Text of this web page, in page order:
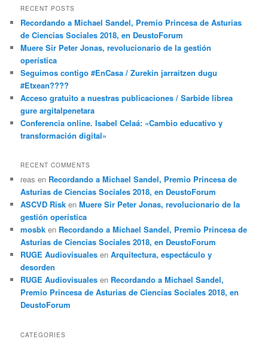
RECENT POSTS
Recordando a Michael Sandel, Premio Princesa de Asturias
de Ciencias Sociales 2018, en DeustoForum
Muere Sir Peter Jonas, revolucionario de la gestión
operística
Seguimos contigo #EnCasa / Zurekin jarraitzen dugu
#Etxean????
Acceso gratuito a nuestras publicaciones / Sarbide librea
gure argitalpenetara
Conferencia online. Isabel Celaá: «Cambio educativo y
transformación digital»
RECENT COMMENTS
reas en Recordando a Michael Sandel, Premio Princesa de
Asturias de Ciencias Sociales 2018, en DeustoForum
ASCVD Risk enMuere Sir Peter Jonas, revolucionario de la
gestión operística
mosbk en Recordando a Michael Sandel, Premio Princesa de
Asturias de Ciencias Sociales 2018, en DeustoForum
RUGE Audiovisuales enArquitectura, espectáculo y
desorden
RUGE Audiovisuales en Recordando a Michael Sandel,
Premio Princesa de Asturias de Ciencias Sociales 2018, en
DeustoForum
CATEGORIES